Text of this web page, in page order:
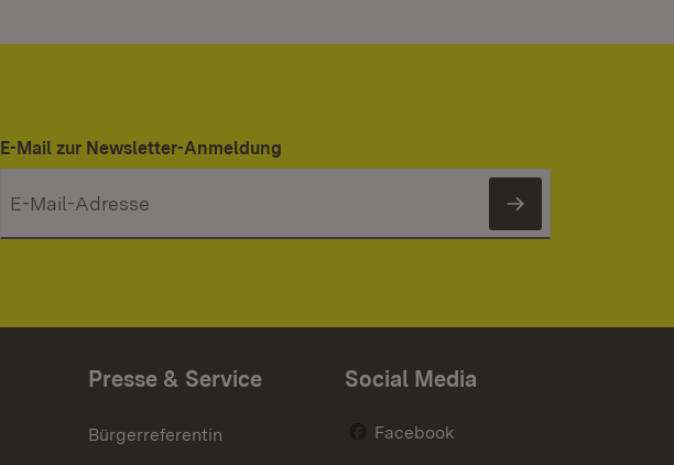
E-Mail zur Newsletter-Anmeldung
Newsletter
Presse & Service
Bürgerreferentin
Social Media
Facebook